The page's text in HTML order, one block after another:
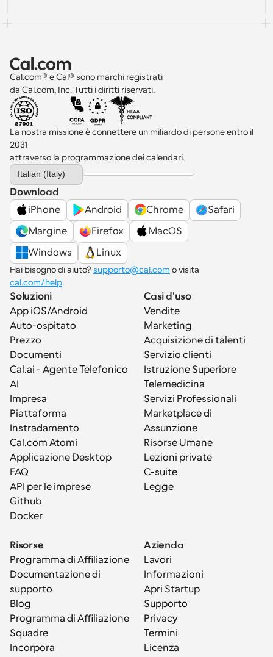
Cal.com® e Cal® sono marchi registrati
da Cal.com, Inc. Tutti i diritti riservati.
La nostra missione è connettere un miliardo di persone entro il
2031
attraverso la programmazione dei calendari.
Select Language
Italian (Italy)
Download
iPhone
Android Chrome
Safari
Margine
Firefox
MacOS
Windows
Linux
Hai bisogno di aiuto? supporto@cal.com
cal.com/help.
Soluzioni
App iOS/Android
Auto-ospitato
Prezzo
Documenti
Cal.ai - Agente Telefonico
AI
Impresa
Piattaforma
Instradamento
Cal.com Atomi
Applicazione Desktop
FAQ
API per le imprese
Github
Docker
Casi d'uso
Vendite
Marketing
Acquisizione di talenti
Servizio clienti
Istruzione Superiore
Telemedicina
Servizi Professionali
Marketplace di
Assunzione
Risorse Umane
Lezioni private
C-suite
Legge
Risorse
Programma di Affiliazione
Documentazione di
supporto
Blog
Programma di Affiliazione
Squadre
Incorpora
Azienda
Lavori
Informazioni
Apri Startup
Supporto
Privacy
Termini
Licenza